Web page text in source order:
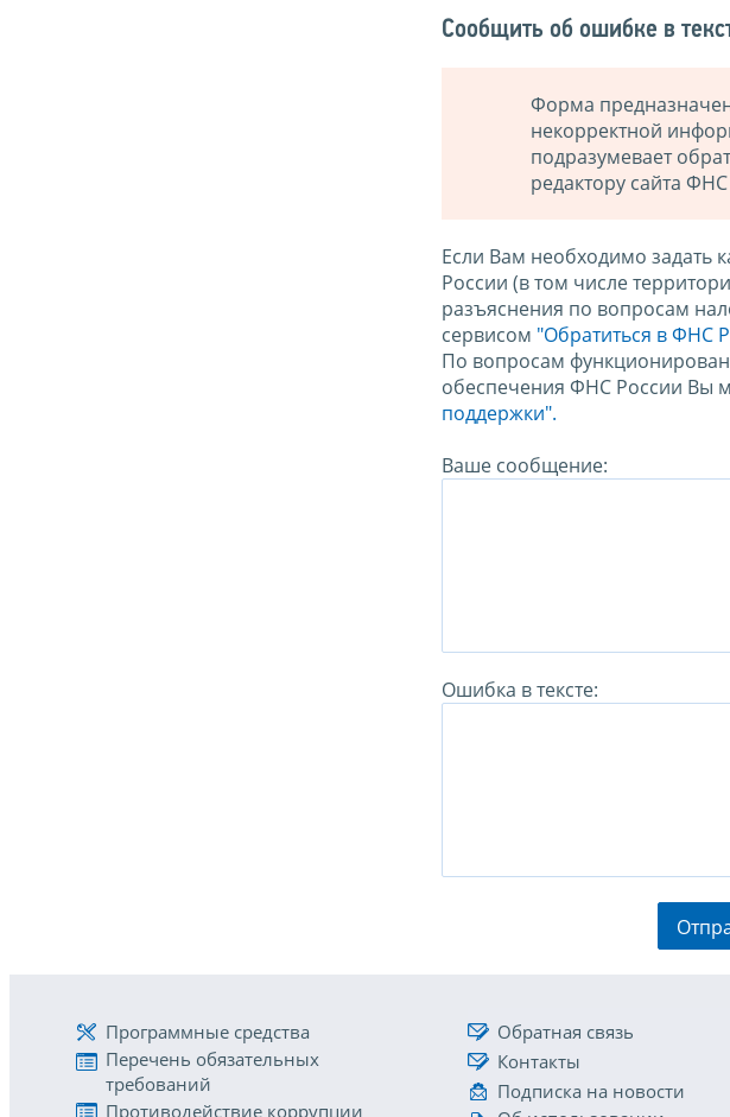
Сообщить об ошибке в
Форма
некорректной
подразумевает
редактору сайта
Если Вам необходимо задать
России (в том числе
разъяснения по вопросам
сервисом "Обратиться в ФНС
По вопросам
обеспечения ФНС России Вы
поддержки".
Ваше сообщение:
Ошибка в тексте:
Программные средства
Перечень обязательных
требований
Противодействие коррупции
Обратная связь
Контакты
Подписка на новости